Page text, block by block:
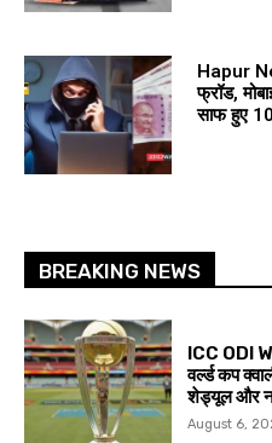
Hapur
फ्रॉड,
साफ हुए
BREAKING NEWS
ICC ODI
वर्ल्ड कप
शेड्यूल और
August 6,